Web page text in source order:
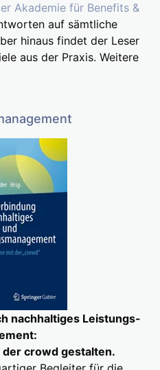
Akademie für Benefits &
auf sämtliche
hinaus findet der Leser
aus der Praxis. Weitere
nachhaltiges Leistungs-
crowd gestalten.